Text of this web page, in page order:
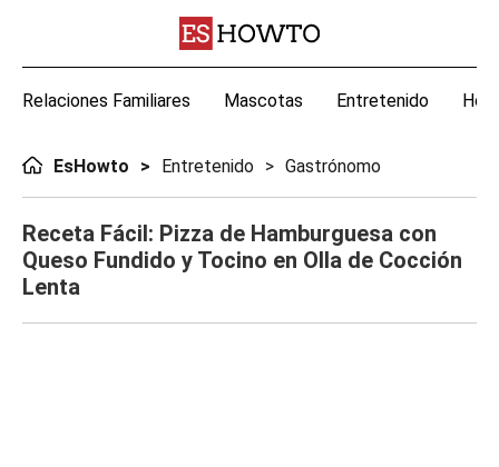
Relaciones Familiares Mascotas Entretenido
EsHowto Entretenido Gastrónomo
Receta Fácil: Pizza de Hamburguesa con
Queso Fundido y Tocino en Olla de Cocción
Lenta